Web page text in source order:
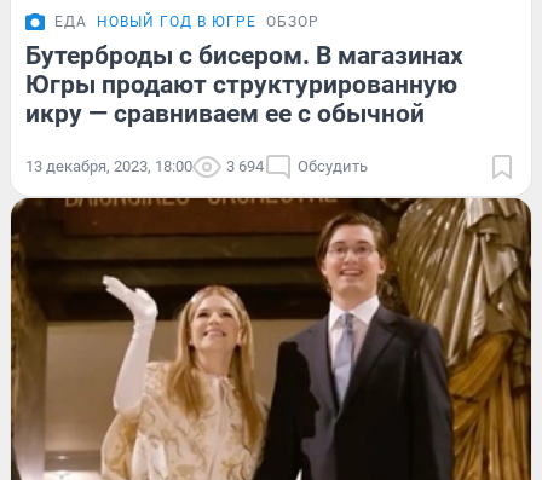
ЕДА НОВЫЙ ГОД В ЮГРЕ ОБЗОР
Бутерброды с бисером. В магазинах
Югры продают структурированную
икру — сравниваем ее с обычной
13 декабря, 2023, 18:00 3 694 Обсудить